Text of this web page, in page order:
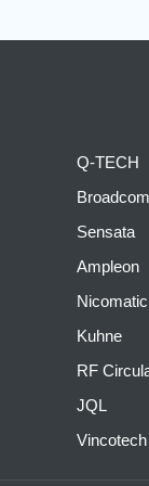
Q-TECH
Broadcom
Sensata
Ampleon
Nicomatic
Kuhne
RF
JQL
Vincotech